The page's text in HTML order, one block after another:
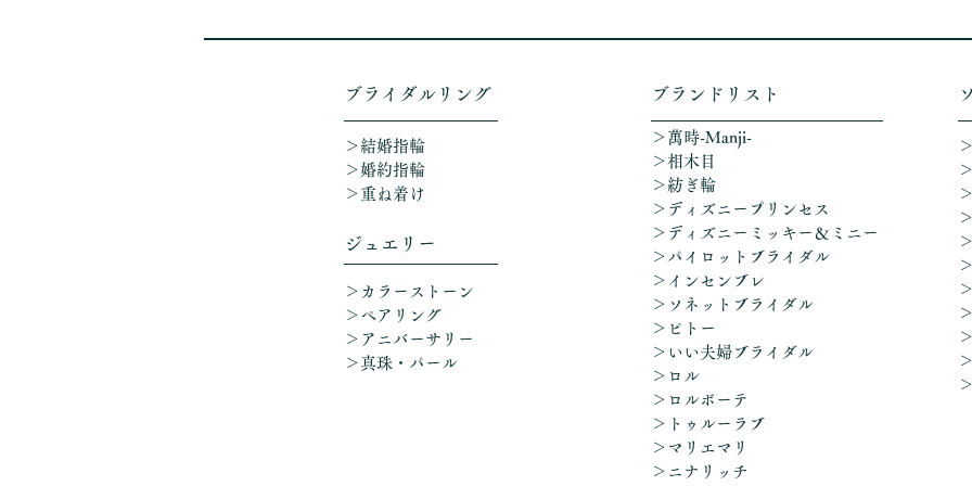
​ブライダルリング
＞結婚指輪
＞婚約指輪
＞重ね着け​
ジュエリー
＞カラーストーン
＞ペアリング
＞アニバーサリー
​ ＞真珠・パール
​ブランドリスト
＞萬時-Manji-
＞相木目
＞紡ぎ輪
＞ディズニープリンセス
​＞ディズニーミッキー＆ミニー
＞パイロットブライダル
＞インセンブレ
＞ソネットブライダル
＞ピトー
＞いい夫婦ブライダル
＞ロル
＞ロルボーテ
＞トゥルーラブ
＞マリエマリ
＞ニナリッチ
​